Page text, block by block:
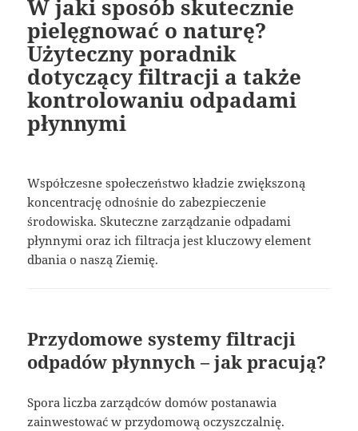
W jaki sposób skutecznie
pielęgnować o naturę?
Użyteczny poradnik
dotyczący filtracji a także
kontrolowaniu odpadami
płynnymi
Współczesne społeczeństwo kładzie zwiększoną
koncentrację odnośnie do zabezpieczenie
środowiska. Skuteczne zarządzanie odpadami
płynnymi oraz ich filtracja jest kluczowy element
dbania o naszą Ziemię.
Przydomowe systemy filtracji
odpadów płynnych – jak pracują?
Spora liczba zarządców domów postanawia
zainwestować w przydomową oczyszczalnię.